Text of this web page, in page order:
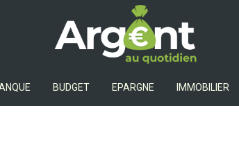
Au Quotidien
BUDGET EPARGNE IMMOBILIER